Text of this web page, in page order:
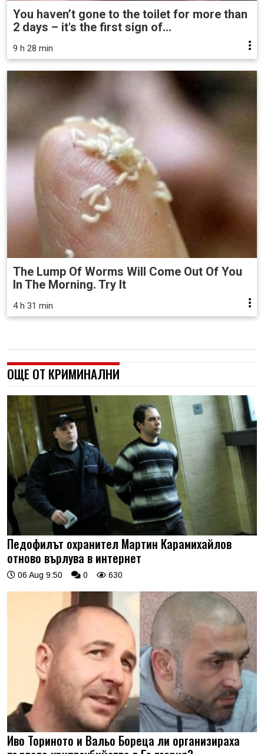
You haven’t gone to the toilet for more than
2 days – it's the first sign of...
9 h 28 min
The Lump Of Worms Will Come Out Of You
In The Morning. Try It
4 h 31 min
ОЩЕ ОТ КРИМИНАЛНИ
Педофилът охранител Мартин Карамихайлов
отново върлува в интернет
06 Aug 9:50 0 630
Иво Ториното и Вальо Бореца ли организираха